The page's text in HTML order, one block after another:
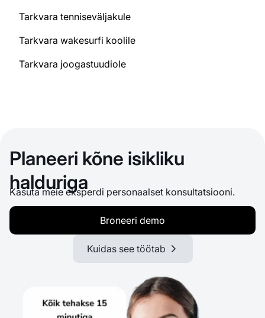
Tarkvara tenniseväljakule
Tarkvara wakesurfi koolile
Tarkvara joogastuudiole
Planeeri kõne isikliku
halduriga
Kasuta meie eksperdi personaalset konsultatsiooni.
Broneeri demo
Kuidas see töötab